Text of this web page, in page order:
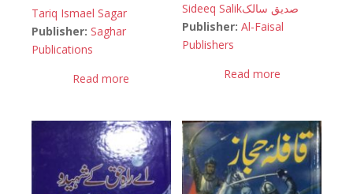
Tariq Ismael Sagar
Publisher: Saghar
Publications
Read more
Sideeq Salikصدیق سالک
Publisher: Al-Faisal
Publishers
Read more